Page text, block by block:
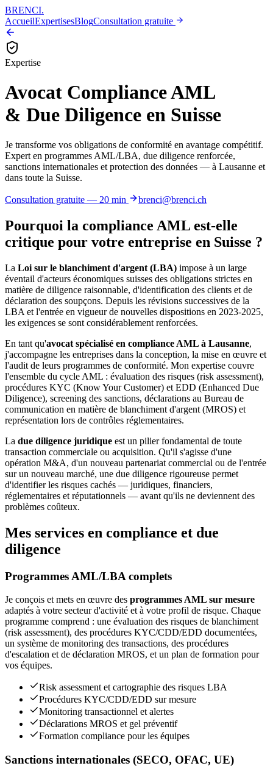
BRENCI.
AccueilExpertisesBlogConsultation gratuite
Expertise
Avocat Compliance AML
& Due Diligence en Suisse
Je transforme vos obligations de conformité en avantage compétitif.
Expert en programmes AML/LBA, due diligence renforcée,
sanctions internationales et protection des données — à Lausanne et
dans toute la Suisse.
Consultation gratuite — 20 min brenci@brenci.ch
Pourquoi la compliance AML est-elle
critique pour votre entreprise en Suisse ?
La Loi sur le blanchiment d'argent (LBA) impose à un large
éventail d'acteurs économiques suisses des obligations strictes en
matière de diligence raisonnable, d'identification des clients et de
déclaration des soupçons. Depuis les révisions successives de la
LBA et l'entrée en vigueur de nouvelles dispositions en 2023-2025,
les exigences se sont considérablement renforcées.
En tant qu'avocat spécialisé en compliance AML à Lausanne,
j'accompagne les entreprises dans la conception, la mise en œuvre et
l'audit de leurs programmes de conformité. Mon expertise couvre
l'ensemble du cycle AML : évaluation des risques (risk assessment),
procédures KYC (Know Your Customer) et EDD (Enhanced Due
Diligence), screening des sanctions, déclarations au Bureau de
communication en matière de blanchiment d'argent (MROS) et
représentation lors de contrôles réglementaires.
La due diligence juridique est un pilier fondamental de toute
transaction commerciale ou acquisition. Qu'il s'agisse d'une
opération M&A, d'un nouveau partenariat commercial ou de l'entrée
sur un nouveau marché, une due diligence rigoureuse permet
d'identifier les risques cachés — juridiques, financiers,
réglementaires et réputationnels — avant qu'ils ne deviennent des
problèmes coûteux.
Mes services en compliance et due
diligence
Programmes AML/LBA complets
Je conçois et mets en œuvre des programmes AML sur mesure
adaptés à votre secteur d'activité et à votre profil de risque. Chaque
programme comprend : une évaluation des risques de blanchiment
(risk assessment), des procédures KYC/CDD/EDD documentées,
un système de monitoring des transactions, des procédures
d'escalation et de déclaration MROS, et un plan de formation pour
vos équipes.
Risk assessment et cartographie des risques LBA
Procédures KYC/CDD/EDD sur mesure
Monitoring transactionnel et alertes
Déclarations MROS et gel préventif
Formation compliance pour les équipes
Sanctions internationales (SECO, OFAC, UE)